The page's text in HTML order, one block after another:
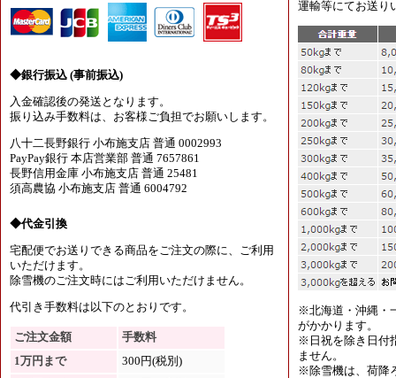
◆銀行振込 (事前振込)
入金確認後の発送となります。
振り込み手数料は、お客様ご負担でお願いします。
八十二長野銀行 小布施支店 普通 0002993
PayPay銀行 本店営業部 普通 7657861
長野信用金庫 小布施支店 普通 25481
須高農協 小布施支店 普通 6004792
◆代金引換
宅配便でお送りできる商品をご注文の際に、ご利用
いただけます。
除雪機のご注文時にはご利用いただけません。
代引き手数料は以下のとおりです。
ご注文金額
手数料
1万円まで
300円(税別)
運輸等にてお送り
※北海道・沖縄・
がかかります。
※日祝を除き日付
ません。
※除雪機は、荷降